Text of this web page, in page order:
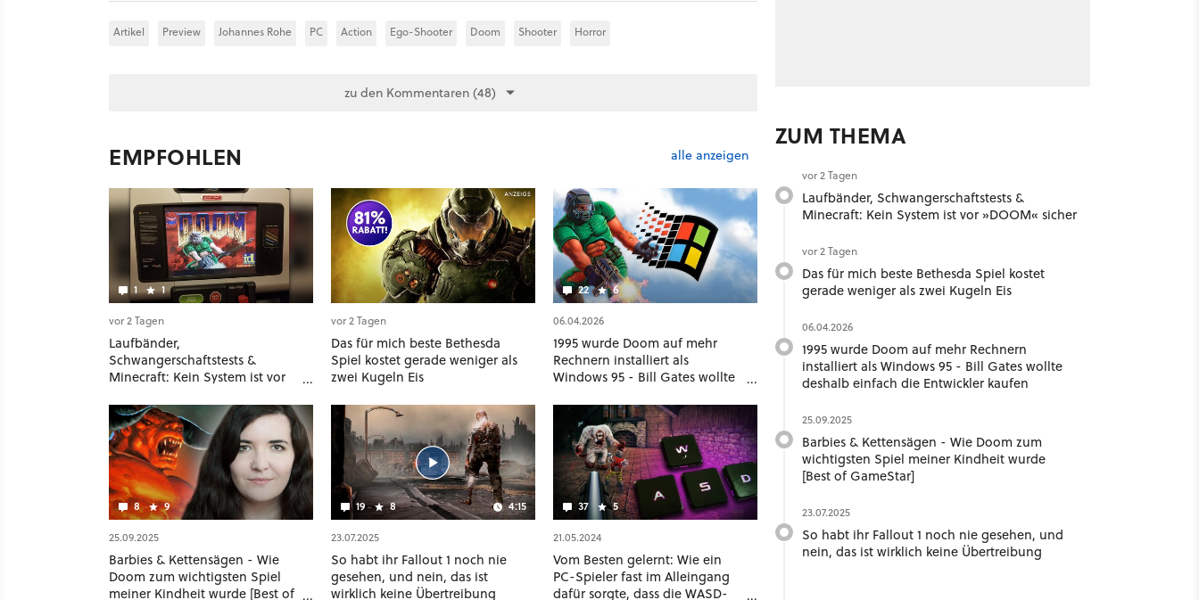
Artikel Preview Johannes Rohe PC Action Ego-Shooter Doom Shooter Horror
zu den Kommentaren (48)
EMPFOHLEN alle anzeigen
1 1
vor 2 Tagen
Laufbänder,
Schwangerschaftstests &
Minecraft: Kein System ist vor
vor 2 Tagen
Das für mich beste Bethesda
Spiel kostet gerade weniger als
zwei Kugeln Eis
22 6
06.04.2026
1995 wurde Doom auf mehr
Rechnern installiert als
Windows 95 - Bill Gates wollte
kaufen
8 9
25.09.2025
Barbies & Kettensägen - Wie
Doom zum wichtigsten Spiel
meiner Kindheit wurde [Best of
19 8 4:15
23.07.2025
So habt ihr Fallout 1 noch nie
gesehen, und nein, das ist
wirklich keine Übertreibung
37 5
21.05.2024
Vom Besten gelernt: Wie ein
PC-Spieler fast im Alleingang
dafür sorgte, dass die WASD-
ZUM THEMA
vor 2 Tagen
Laufbänder, Schwangerschaftstests &
Minecraft: Kein System ist vor »DOOM« sicher
vor 2 Tagen
Das für mich beste Bethesda Spiel kostet
gerade weniger als zwei Kugeln Eis
06.04.2026
1995 wurde Doom auf mehr Rechnern
installiert als Windows 95 - Bill Gates wollte
deshalb einfach die Entwickler kaufen
25.09.2025
Barbies & Kettensägen - Wie Doom zum
wichtigsten Spiel meiner Kindheit wurde
[Best of GameStar]
23.07.2025
So habt ihr Fallout 1 noch nie gesehen, und
nein, das ist wirklich keine Übertreibung